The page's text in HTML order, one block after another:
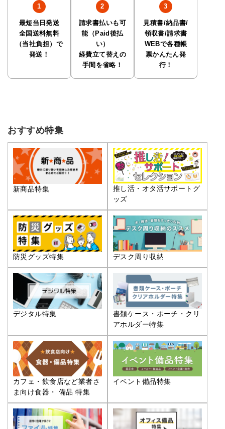
最短当日発送
全国送料無料
（当社負担）で
発送！
請求書払いも可
能（Paid後払
い）
経費立て替えの
手間を省略！
見積書/納品書/
領収書/請求書
WEBで各種帳
票かんたん発
行！
おすすめ特集
新商品特集
推し活・オタ活サポートグ
ッズ
防災グッズ特集 デスク周り収納
デジタル特集
書類ケース・ポーチ・クリ
アホルダー特集
カフェ・飲食店など業者さ
ま向け食器・ 備品 特集
イベント備品特集